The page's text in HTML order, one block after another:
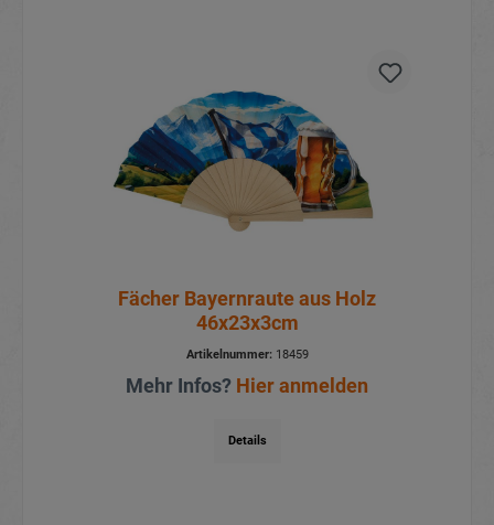
Fächer Bayernraute aus Holz
46x23x3cm
Artikelnummer:18459
Mehr Infos? Hier anmelden
Details